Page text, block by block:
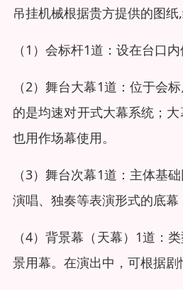
吊挂机械根据贵方提供的图
（1）会标杆1道：设在台口
（2）舞台大幕1道：位于会
的是均速对开式大幕系统；
也用作场幕使用。
（3）舞台次幕1道：主体基
演唱、独奏等表演形式的底幕
（4）背景幕（天幕）1道：
景用幕。在演出中，可根据